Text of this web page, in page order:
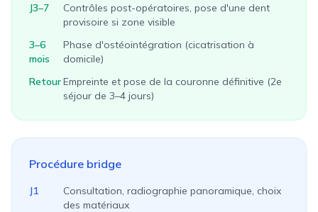
J3–7
Contrôles post-opératoires, pose d'une dent
provisoire si zone visible
3–6
mois
Phase d'ostéointégration (cicatrisation à
domicile)
RetourEmpreinte et pose de la couronne définitive (2e
séjour de 3–4 jours)
Procédure bridge
J1
Consultation, radiographie panoramique, choix
des matériaux